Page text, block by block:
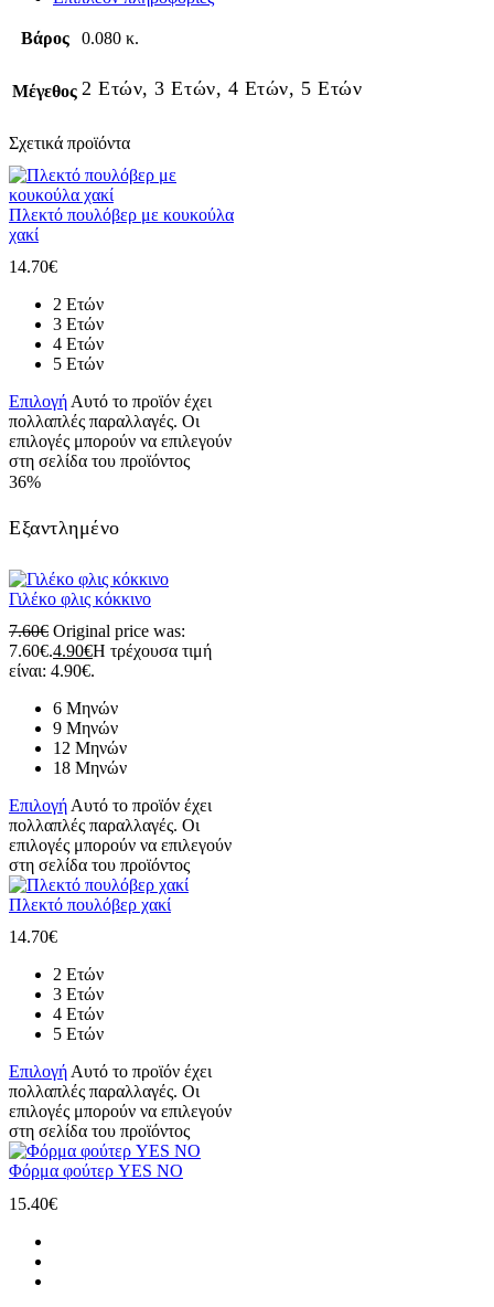
Βάρος 0.080 κ.
Μέγεθος 2 Ετών, 3 Ετών, 4 Ετών, 5 Ετών
Σχετικά προϊόντα
Πλεκτό πουλόβερ με κουκούλα
χακί
14.70€
2 Ετών
3 Ετών
4 Ετών
5 Ετών
Επιλογή Αυτό το προϊόν έχει
πολλαπλές παραλλαγές. Οι
επιλογές μπορούν να επιλεγούν
στη σελίδα του προϊόντος
36%
Εξαντλημένο
Γιλέκο φλις κόκκινο
7.60€ Original price was:
7.60€.4.90€Η τρέχουσα τιμή
είναι: 4.90€.
6 Μηνών
9 Μηνών
12 Μηνών
18 Μηνών
Επιλογή Αυτό το προϊόν έχει
πολλαπλές παραλλαγές. Οι
επιλογές μπορούν να επιλεγούν
στη σελίδα του προϊόντος
Πλεκτό πουλόβερ χακί
14.70€
2 Ετών
3 Ετών
4 Ετών
5 Ετών
ΕπιλογήΑυτό το προϊόν έχει
πολλαπλές παραλλαγές. Οι
επιλογές μπορούν να επιλεγούν
στη σελίδα του προϊόντος
Φόρμα φούτερ YES NO
15.40€